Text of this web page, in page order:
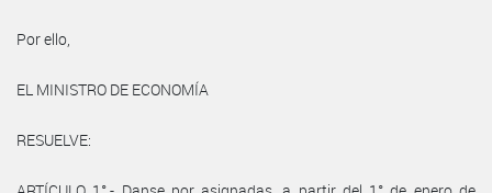
Por ello,
EL MINISTRO DE ECONOMÍA
RESUELVE: